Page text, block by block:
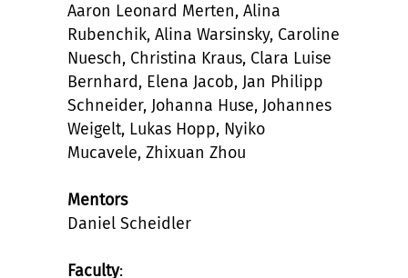
Aaron Leonard Merten, Alina
Rubenchik, Alina Warsinsky, Caroline
Nuesch, Christina Kraus, Clara Luise
Bernhard, Elena Jacob, Jan Philipp
Schneider, Johanna Huse, Johannes
Weigelt, Lukas Hopp, Nyiko
Mucavele, Zhixuan Zhou
Mentors
Daniel Scheidler
Faculty: